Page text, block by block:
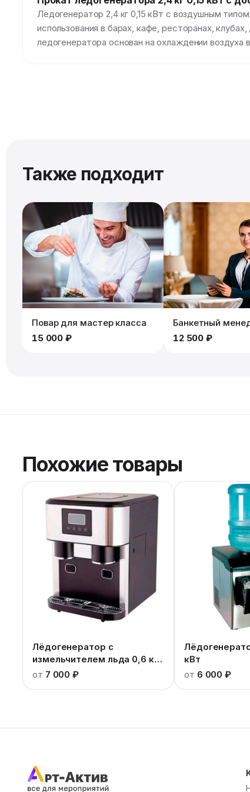
Лёдогенератор 2,4 кг 0,15 кВт с воздушным
использования в барах, кафе, ресторанах,
ледогенератора основан на охлаждении воздуха
Также подходит
Повар для мастер класса
15 000 ₽
Банкетный
12 500 ₽
Похожие товары
Лёдогенератор с
измельчителем льда 0,6 кг
0,18 кВт
от 7 000 ₽
кВт
от 6 000 ₽